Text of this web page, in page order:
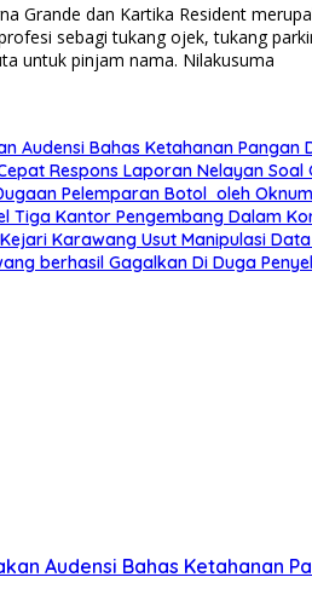
Grande dan Kartika Resident
sebagi tukang ojek, tukang
untuk pinjam nama. Nilakusuma
Audensi Bahas Ketahanan Pangan
Respons Laporan Nelayan
Pelemparan Botol oleh
Tiga Kantor Pengembang Dalam
Karawang Usut Manipulasi
berhasil Gagalkan Di Duga
Audensi Bahas Ketahanan